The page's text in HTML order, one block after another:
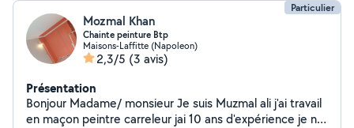
Particulier
Mozmal Khan
Chainte peinture Btp
Maisons-Laffitte (Napoleon)
2,3/5 (3 avis)
Présentation
Bonjour Madame/ monsieur Je suis Muzmal ali j'ai travail
en maçon peintre carreleur jai 10 ans d'expérience je ne